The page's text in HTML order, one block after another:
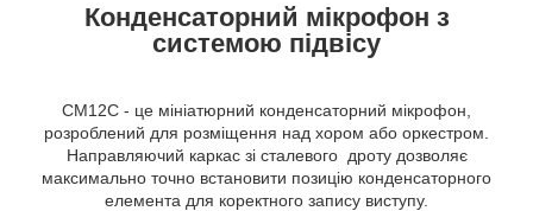
Конденсаторний мікрофон з
системою підвісу
CM12C - це мініатюрний конденсаторний мікрофон,
розроблений для розміщення над хором або оркестром.
Направляючий каркас зі сталевого дроту дозволяє
максимально точно встановити позицію конденсаторного
елемента для коректного запису виступу.